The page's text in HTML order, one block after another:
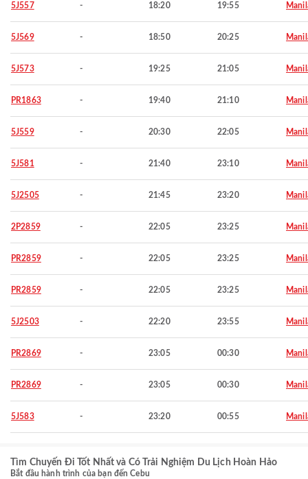
5J557 - 18:20 19:55
5J569 - 18:50 20:25
5J573 - 19:25 21:05
PR1863 - 19:40 21:10
5J559 - 20:30 22:05
5J581 - 21:40 23:10
5J2505 - 21:45 23:20
2P2859 - 22:05 23:25
PR2859 - 22:05 23:25
PR2859 - 22:05 23:25
5J2503 - 22:20 23:55
PR2869 - 23:05 00:30
PR2869 - 23:05 00:30
5J583 - 23:20 00:55
Tìm Chuyến Đi Tốt Nhất và Có Trải Nghiệm Du Lịch Hoàn Hảo
Bắt đầu hành trình của bạn đến Cebu